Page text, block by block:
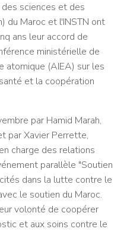
sciences et des
du Maroc et l'INSTN ont
ans leur accord de
ministérielle de
atomique (AIEA) sur les
et la coopération
par Hamid Marah,
parXavier Perrette,
charge des relations
parallèle "Soutien
dans la lutte contre le
le soutien du Maroc.
volonté de coopérer
et aux soins contre le